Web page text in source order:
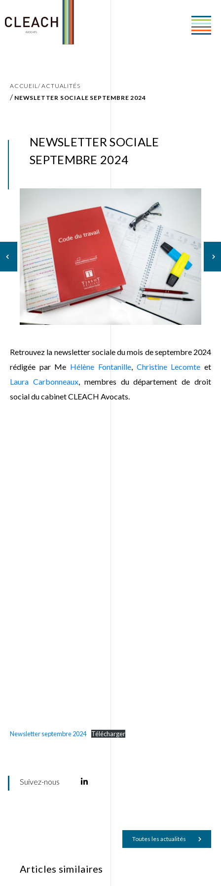
ACCUEIL/ ACTUALITÉS
/ NEWSLETTER SOCIALE SEPTEMBRE 2024
NEWSLETTER SOCIALE
SEPTEMBRE 2024
Retrouvez la newsletter sociale du mois de septembre 2024
rédigée par Me Hélène Fontanille, Christine Lecomte et
Laura Carbonneaux, membres du département de droit
social du cabinet CLEACH Avocats.
Newsletter septembre 2024 Télécharger
Suivez-nous
Toutes les actualités
Articles similaires